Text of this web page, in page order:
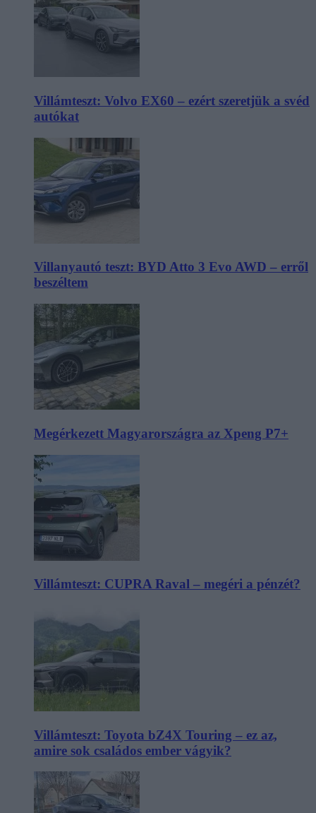
Villámteszt: Volvo EX60 – ezért szeretjük a svéd
autókat
Villanyautó teszt: BYD Atto 3 Evo AWD – erről
beszéltem
Megérkezett Magyarországra az Xpeng P7+
Villámteszt: CUPRA Raval – megéri a pénzét?
Villámteszt: Toyota bZ4X Touring – ez az,
amire sok családos ember vágyik?